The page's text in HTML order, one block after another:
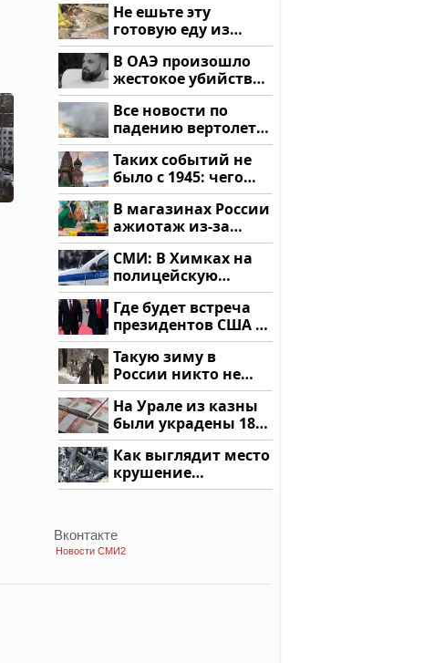
Не ешьте эту
готовую еду из
магазина: список
В ОАЭ произошло
жестокое убийство
криптомиллионера
Все новости по
падению вертолета
на Кавказе: читать
здесь
Таких событий не
было с 1945: чего
ждать всем нам?
В магазинах России
ажиотаж из-за
этого продукта: что
купить?
СМИ: В Химках на
полицейскую
машину напали и
подожгли.
Где будет встреча
президентов США и
России: Европа?
Такую зиму в
России никто не
ждал: как так?!
На Урале из казны
были украдены 18
миллионов рублей
Как выглядит место
крушение
вертолета на
Вконтакте
Новости СМИ2